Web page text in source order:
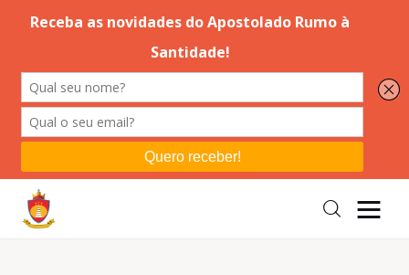
Editorial
Orações